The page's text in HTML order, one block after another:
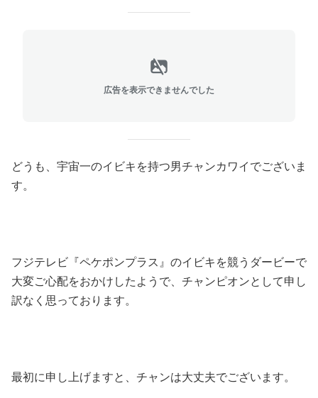
広告を表示できませんでした
どうも、宇宙一のイビキを持つ男チャンカワイでございま
す。
フジテレビ『ペケポンプラス』のイビキを競うダービーで
大変ご心配をおかけしたようで、チャンピオンとして申し
訳なく思っております。
最初に申し上げますと、チャンは大丈夫でございます。